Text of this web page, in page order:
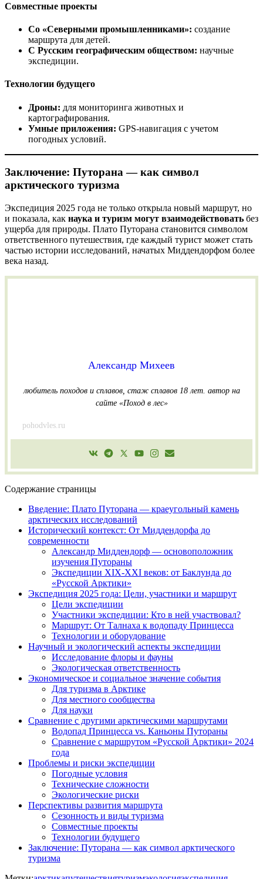
Совместные проекты
Со «Северными промышленниками»: создание
маршрута для детей.
С Русским географическим обществом: научные
экспедиции.
Технологии будущего
Дроны: для мониторинга животных и
картографирования.
Умные приложения: GPS-навигация с учетом
погодных условий.
Заключение: Путорана — как символ
арктического туризма
Экспедиция 2025 года не только открыла новый маршрут, но
и показала, как наука и туризм могут взаимодействовать без
ущерба для природы. Плато Путорана становится символом
ответственного путешествия, где каждый турист может стать
частью истории исследований, начатых Миддендорфом более
века назад.
Александр Михеев
любитель походов и сплавов, стаж сплавов 18 лет. автор на
сайте «Поход в лес»
pohodvles.ru
Содержание страницы
Введение: Плато Путорана — краеугольный камень
арктических исследований
Исторический контекст: От Миддендорфа до
современности
Александр Миддендорф — основоположник
изучения Путораны
Экспедиции XIX-XXI веков: от Баклунда до
«Русской Арктики»
Экспедиция 2025 года: Цели, участники и маршрут
Цели экспедиции
Участники экспедиции: Кто в ней участвовал?
Маршрут: От Талнаха к водопаду Принцесса
Технологии и оборудование
Научный и экологический аспекты экспедиции
Исследование флоры и фауны
Экологическая ответственность
Экономическое и социальное значение события
Для туризма в Арктике
Для местного сообщества
Для науки
Сравнение с другими арктическими маршрутами
Водопад Принцесса vs. Каньоны Путораны
Сравнение с маршрутом «Русской Арктики» 2024
года
Проблемы и риски экспедиции
Погодные условия
Технические сложности
Экологические риски
Перспективы развития маршрута
Сезонность и виды туризма
Совместные проекты
Технологии будущего
Заключение: Путорана — как символ арктического
туризма